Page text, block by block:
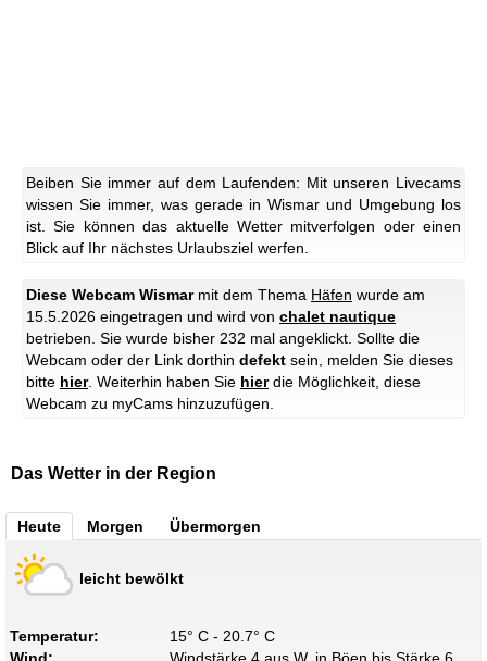
Beiben Sie immer auf dem Laufenden: Mit unseren Livecams
wissen Sie immer, was gerade in Wismar und Umgebung los
ist. Sie können das aktuelle Wetter mitverfolgen oder einen
Blick auf Ihr nächstes Urlaubsziel werfen.
Diese Webcam Wismarmit dem Thema Häfen wurde am
15.5.2026 eingetragen und wird von chalet nautique
betrieben. Sie wurde bisher 232 mal angeklickt. Sollte die
Webcam oder der Link dorthin defekt sein, melden Sie dieses
bitte hier. Weiterhin haben Sie hierdie Möglichkeit, diese
Webcam zu myCams hinzuzufügen.
Das Wetter in der Region
Heute Morgen Übermorgen
leicht bewölkt
Temperatur:
15° C - 20.7° C